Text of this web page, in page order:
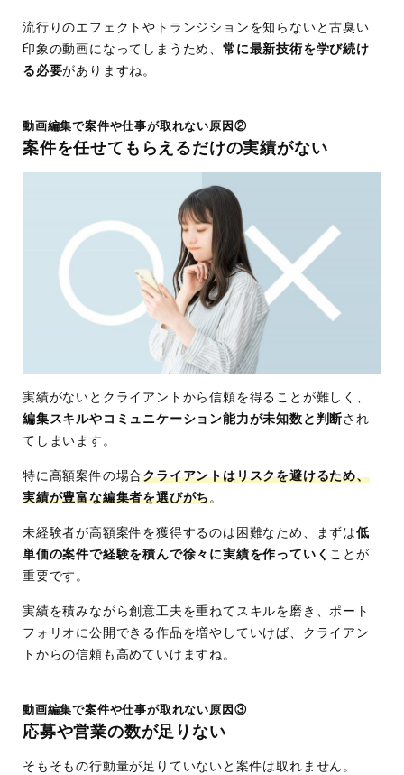
流行りのエフェクトやトランジションを知らないと古臭い
印象の動画になってしまうため、 常に最新技術を学び続け
る必要がありますね。
動画編集で案件や仕事が取れない原因②
案件を任せてもらえるだけの実績がない
実績がないとクライアントから信頼を得ることが難しく、
編集スキルやコミュニケーション能力が未知数と判断され
てしまいます。
特に高額案件の場合クライアントはリスクを避けるため、
実績が豊富な編集者を選びがち。
未経験者が高額案件を獲得するのは困難なため、まずは低
単価の案件で経験を積んで徐々に実績を作っていく ことが
重要です。
実績を積みながら創意工夫を重ねてスキルを磨き、ポート
フォリオに公開できる作品を増やしていけば、クライアン
トからの信頼も高めていけますね。
動画編集で案件や仕事が取れない原因③
応募や営業の数が足りない
そもそもの行動量が足りていないと案件は取れません。